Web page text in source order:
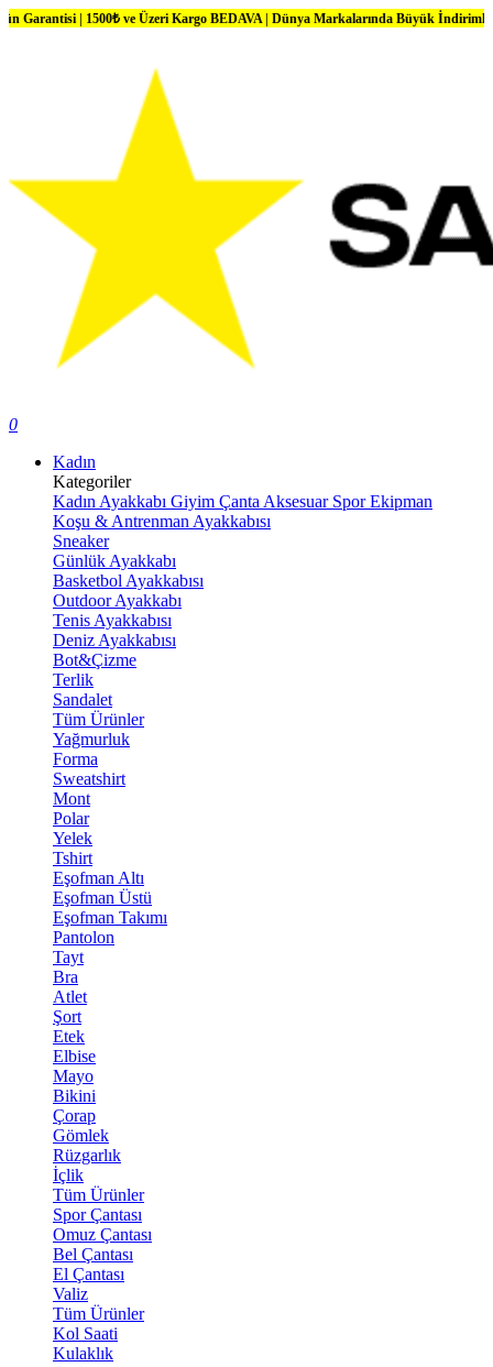
| 1500₺ ve Üzeri Kargo BEDAVA | Dünya Markalarında Büyük İndirimler
0
Kadın
Kategoriler
Kadın Ayakkabı Giyim Çanta Aksesuar Spor Ekipman
Koşu & Antrenman Ayakkabısı
Sneaker
Günlük Ayakkabı
Basketbol Ayakkabısı
Outdoor Ayakkabı
Tenis Ayakkabısı
Deniz Ayakkabısı
Bot&Çizme
Terlik
Sandalet
Tüm Ürünler
Yağmurluk
Forma
Sweatshirt
Mont
Polar
Yelek
Tshirt
Eşofman Altı
Eşofman Üstü
Eşofman Takımı
Pantolon
Tayt
Bra
Atlet
Şort
Etek
Elbise
Mayo
Bikini
Çorap
Gömlek
Rüzgarlık
İçlik
Tüm Ürünler
Spor Çantası
Omuz Çantası
Bel Çantası
El Çantası
Valiz
Tüm Ürünler
Kol Saati
Kulaklık